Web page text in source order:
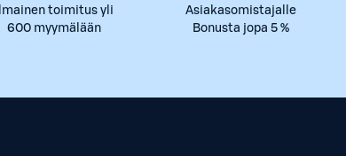
Ilmainen toimitus yli
600 myymälään
Asiakasomistajalle
Bonusta jopa 5 %